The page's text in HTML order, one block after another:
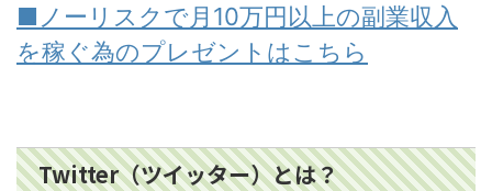
■ノーリスクで月10万円以上の副業収入
を稼ぐ為のプレゼントはこちら
Twitter（ツイッター）とは？